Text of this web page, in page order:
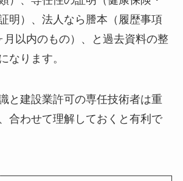
明）、法人なら謄本（履歴事項
月以内のもの）、と過去資料の整
なります。
と建設業許可の専任技術者は重
合わせて理解しておくと有利で